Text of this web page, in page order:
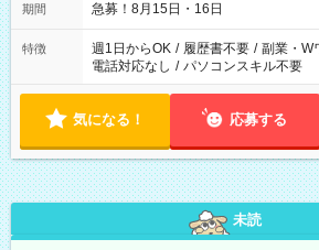
期間 急募！8月15日・16日
特徴 週1日からOK / 履歴書不要 / 副業・W
電話対応なし / パソコンスキル不要
気になる！ 応募する
未読